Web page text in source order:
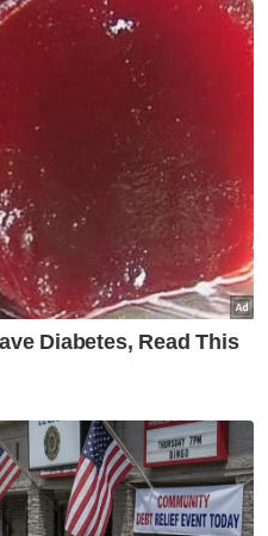
anggota polis
elektrik akan
ke kampung
mencemaskan,
didakwa cuba
kecemasan
lemas ketika
bersama
didakwa esok di
Sesyen Kuala